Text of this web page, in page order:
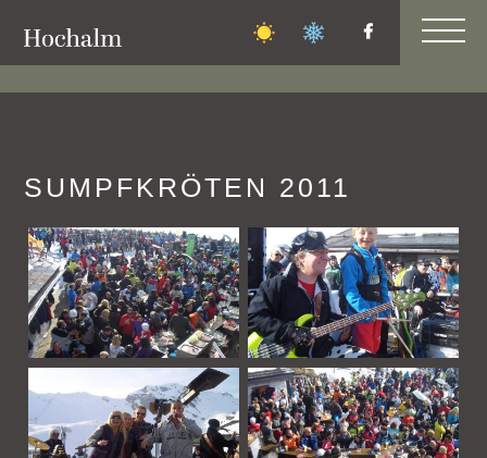
FAMILIEN-
SUMPFKRÖTEN 2011